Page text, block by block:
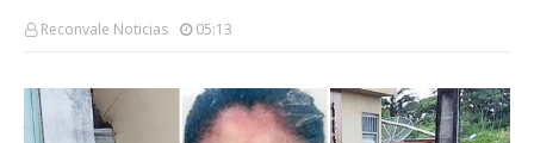
Reconvale Noticias 05:13